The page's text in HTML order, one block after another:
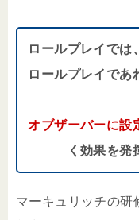
ロールプレイでは、
ロールプレイであ
オブザーバーに設
く効果を発
マーキュリッチの研